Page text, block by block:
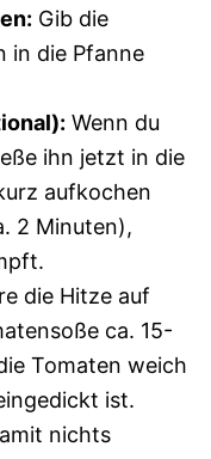
Gib die
in die Pfanne
Wenn du
ihn jetzt in die
aufkochen
2 Minuten),
die Hitze auf
ca. 15-
Tomaten weich
ist.
nichts